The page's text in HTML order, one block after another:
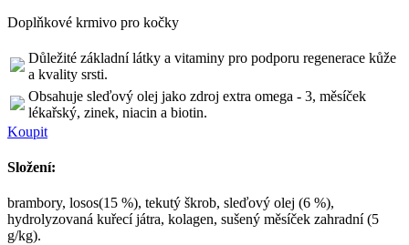
Doplňkové krmivo pro kočky
Důležité základní látky a vitaminy pro podporu regenerace kůže
a kvality srsti.
Obsahuje sleďový olej jako zdroj extra omega - 3, měsíček
lékařský, zinek, niacin a biotin.
Koupit
Složení:
brambory, losos(15 %), tekutý škrob, sleďový olej (6 %),
hydrolyzovaná kuřecí játra, kolagen, sušený měsíček zahradní (5
g/kg).